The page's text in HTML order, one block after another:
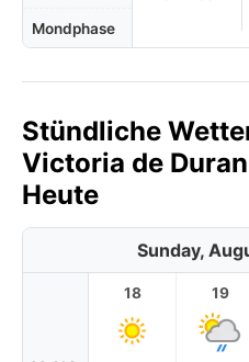
Mondphase
Stündliche
Victoria de
Heute
Sunday,
18 19